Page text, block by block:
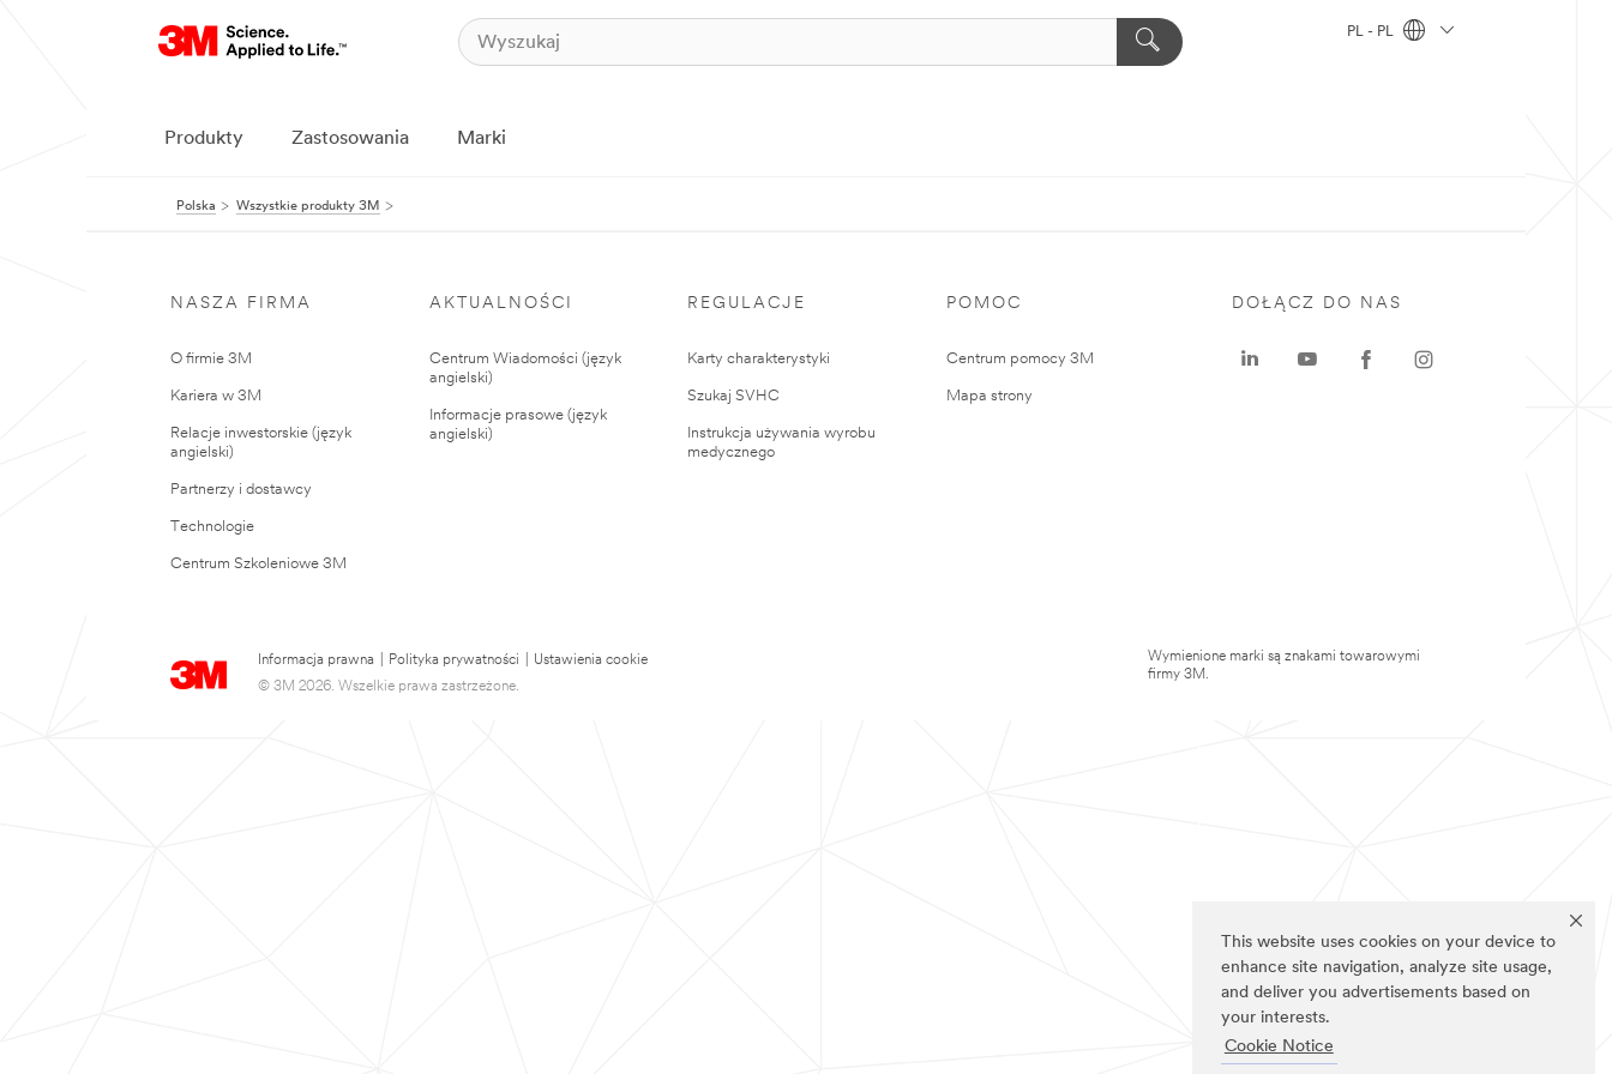
This website uses cookies on your device to
enhance site navigation, analyze site usage,
and deliver you advertisements based on
your interests.
Cookie Notice
PL - PL
Produkty Zastosowania Marki
Polska Wszystkie produkty 3M
NASZA FIRMA
O firmie 3M
Kariera w 3M
Relacje inwestorskie (język
angielski)
Partnerzy i dostawcy
Technologie
Centrum Szkoleniowe 3M
AKTUALNOŚCI
Centrum Wiadomości (język
angielski)
Informacje prasowe (język
angielski)
REGULACJE
Karty charakterystyki
Szukaj SVHC
Instrukcja używania wyrobu
medycznego
POMOC
Centrum pomocy 3M
Mapa strony
Informacja prawna Polityka prywatności
Ustawienia cookie
© 3M 2026. Wszelkie prawa zastrzeżone.
DOŁĄCZ DO NAS
Wymienione marki są znakami towarowymi
firmy 3M.